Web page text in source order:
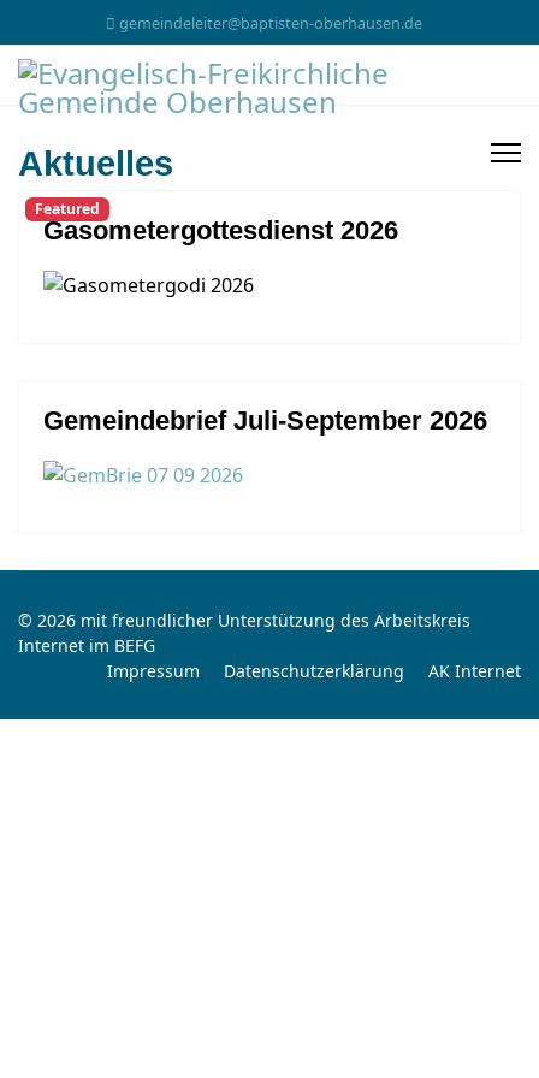
gemeindeleiter@baptisten-oberhausen.de
Aktuelles
Featured
Gasometergottesdienst 2026
Gemeindebrief Juli-September 2026
© 2026 mit freundlicher Unterstützung des Arbeitskreis
Internet im BEFG
Impressum
Datenschutzerklärung AK Internet